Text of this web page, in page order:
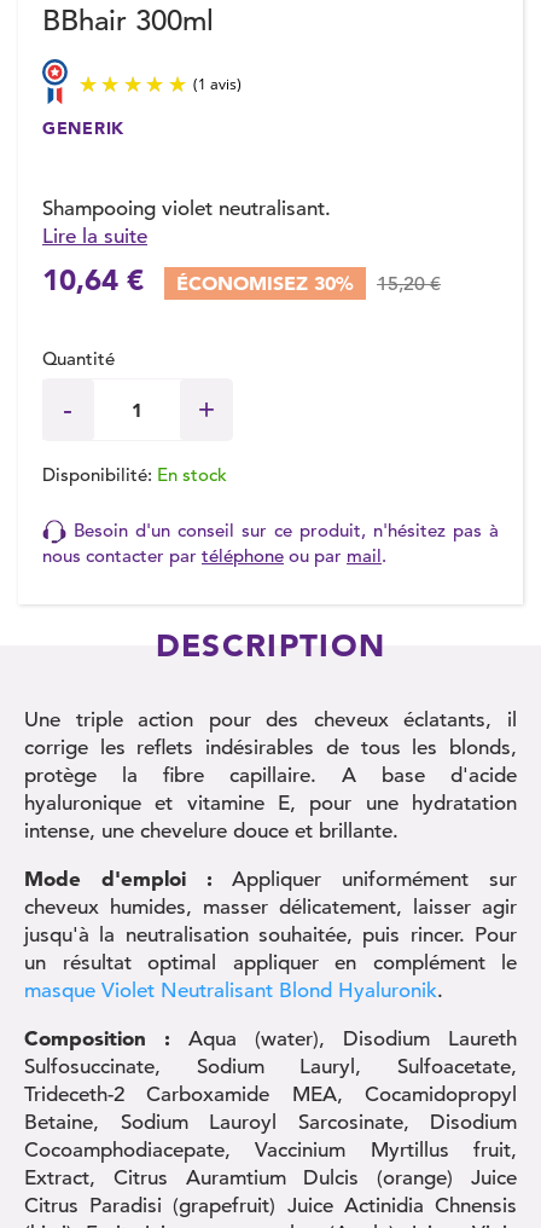
BBhair 300ml
GENERIK
Shampooing violet neutralisant.
Lire la suite
10,64 € ÉCONOMISEZ 30% 15,20 €
Quantité
Disponibilité: En stock
Besoin d'un conseil sur ce produit, n'hésitez pas à
nous contacter par téléphone ou par mail.
DESCRIPTION
Une triple action pour des cheveux éclatants, il
corrige les reflets indésirables de tous les blonds,
protège la fibre capillaire. A base d'acide
hyaluronique et vitamine E, pour une hydratation
intense, une chevelure douce et brillante.
Mode d'emploi : Appliquer uniformément sur
cheveux humides, masser délicatement, laisser agir
jusqu'à la neutralisation souhaitée, puis rincer. Pour
un résultat optimal appliquer en complément le
masque Violet Neutralisant Blond Hyaluronik.
Composition : Aqua (water), Disodium Laureth
Sulfosuccinate, Sodium Lauryl, Sulfoacetate,
Trideceth-2 Carboxamide MEA, Cocamidopropyl
Betaine, Sodium Lauroyl Sarcosinate, Disodium
Cocoamphodiacepate, Vaccinium Myrtillus fruit,
Extract, Citrus Auramtium Dulcis (orange) Juice
Citrus Paradisi (grapefruit) Juice Actinidia Chnensis